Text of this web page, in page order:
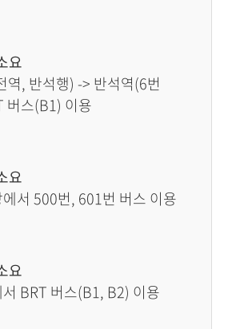
요
역, 반석행) -> 반석역(6번
버스(B1) 이용
요
서 500번, 601번 버스 이용
요
BRT 버스(B1, B2) 이용